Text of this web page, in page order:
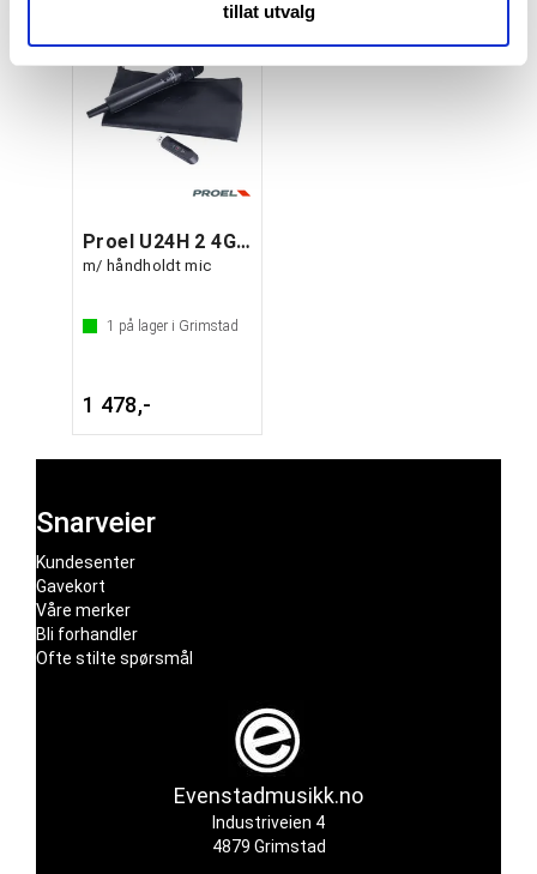
tillat utvalg
Proel U24H 2 4GHZ USB Trådløst system
m/ håndholdt mic
1 på lager i Grimstad
1 478,-
Snarveier
Kundesenter
Gavekort
Våre merker
Bli forhandler
Ofte stilte spørsmål
Evenstadmusikk.no
Industriveien 4
4879 Grimstad